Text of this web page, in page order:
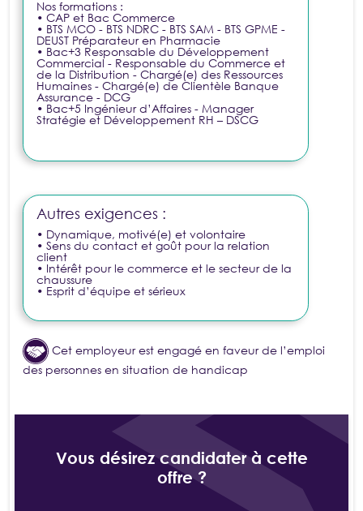
Nos formations :
• CAP et Bac Commerce
• BTS MCO - BTS NDRC - BTS SAM - BTS GPME -
DEUST Préparateur en Pharmacie
• Bac+3 Responsable du Développement
Commercial - Responsable du Commerce et
de la Distribution - Chargé(e) des Ressources
Humaines - Chargé(e) de Clientèle Banque
Assurance - DCG
• Bac+5 Ingénieur d’Affaires - Manager
Stratégie et Développement RH – DSCG
Autres exigences :
• Dynamique, motivé(e) et volontaire
• Sens du contact et goût pour la relation
client
• Intérêt pour le commerce et le secteur de la
chaussure
• Esprit d’équipe et sérieux
Cet employeur est engagé en faveur de l’emploi
des personnes en situation de handicap
Vous désirez candidater à cette
offre ?